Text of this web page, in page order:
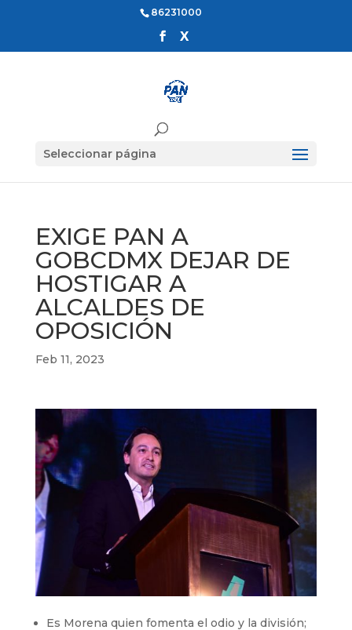
86231000
Seleccionar página
EXIGE PAN A
GOBCDMX DEJAR DE
HOSTIGAR A
ALCALDES DE
OPOSICIÓN
Feb 11, 2023
Es Morena quien fomenta el odio y la división;